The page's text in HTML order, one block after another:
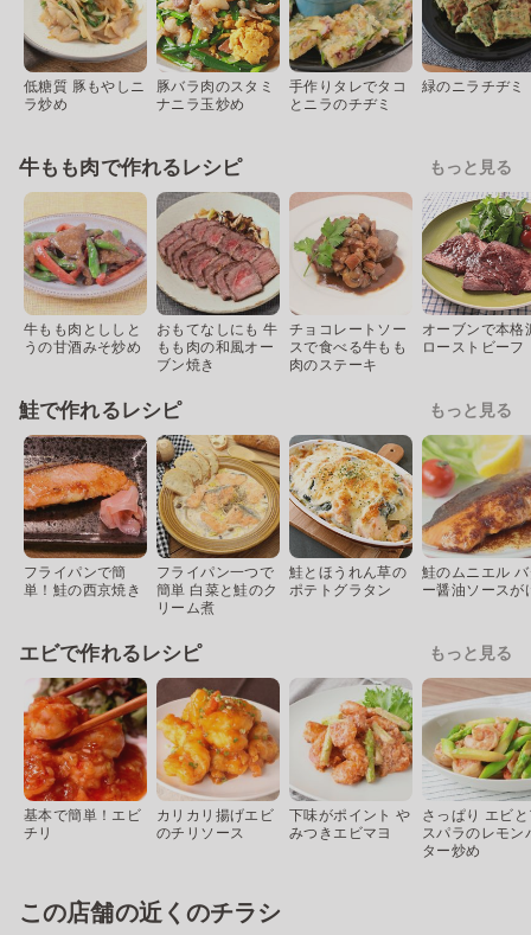
低糖質 豚もやしニ
ラ炒め
豚バラ肉のスタミ
ナニラ玉炒め
手作りタレでタコ
とニラのチヂミ
緑のニラチヂミ
牛もも肉で作れるレシピ もっと見る
牛もも肉とししと
うの甘酒みそ炒め
おもてなしにも 牛
もも肉の和風オー
ブン焼き
チョコレートソー
スで食べる牛もも
肉のステーキ
オーブンで本格
ローストビーフ
鮭で作れるレシピ もっと見る
フライパンで簡
単！鮭の西京焼き
フライパン一つで
簡単 白菜と鮭のク
リーム煮
鮭とほうれん草の
ポテトグラタン
鮭のムニエル
ー醤油ソースが
エビで作れるレシピ もっと見る
基本で簡単！エビ
チリ
カリカリ揚げエビ
のチリソース
下味がポイント や
みつきエビマヨ
さっぱり エビ
スパラのレモン
ター炒め
この店舗の近くのチラシ